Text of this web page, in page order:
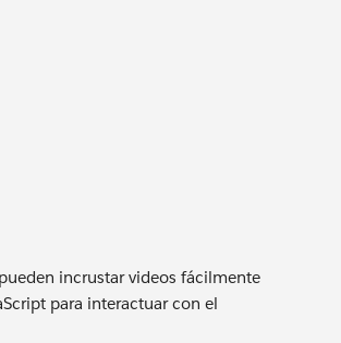
incrustar videos fácilmente
para interactuar con el